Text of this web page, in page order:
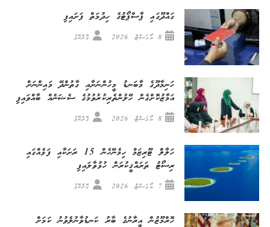
ގައްދޫގައި ޕާސްޕޯޓުގެ ހިދުމަތް ފަށައިފި
8 އޯގަސްޓް، 2026 ގޮށްކޮޅު
ހަނިމާދޫގެ މާބަނޑު މީހުންނަށާއި ގާތުންދޭ މައިންނަށް
އަމާޒުކޮށްގެން ހޭލުންތެރިކުރުވުމުގެ ސެޝަނެއް ބާއްވައިފި
8 އޯގަސްޓް، 2026 ގޮށްކޮޅު
ހަލާލް ޓޫރިޒަމް ހިމެނޭހެން 15 ރަށަކާއި ފަޅެއްގައި
ރިސޯޓު ތަރައްޤީކުރަން ހުޅުވާލައިފި
7 އޯގަސްޓް، 2026 ގޮށްކޮޅު
ހޮރްމޫޒުން އީރާނުގެ ބާރު ކަނޑުވާނުލެވުނު ކަމަށް